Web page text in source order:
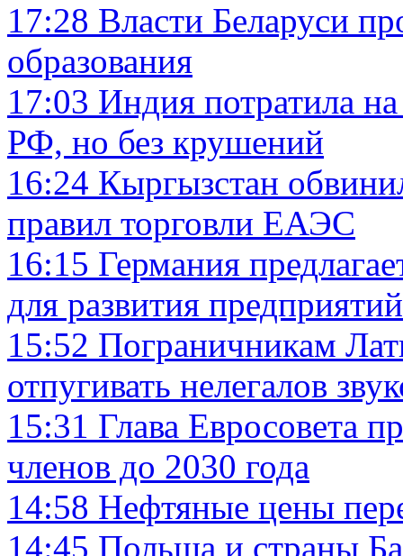
17:28 Власти Беларуси
образования
17:03 Индия потратила
РФ, но без крушений
16:24 Кыргызстан
правил торговли ЕАЭС
16:15 Германия
для развития предприятий
15:52 Пограничникам
отпугивать нелегалов
15:31 Глава Евросовета
членов до 2030 года
14:58 Нефтяные цены
14:45 Польша и страны